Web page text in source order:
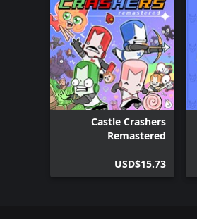
Castle Crashers
Remastered
USD$15.73